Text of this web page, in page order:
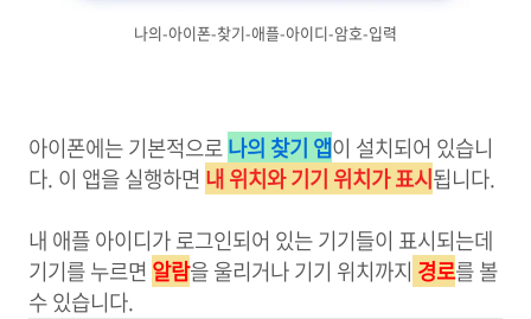
나의-아이폰-찾기-애플-아이디-암호-입력
아이폰에는 기본적으로나의 찾기 앱이 설치되어 있습니
다. 이 앱을 실행하면 내 위치와 기기 위치가 표시됩니다.
내 애플 아이디가 로그인되어 있는 기기들이 표시되는데
기기를 누르면 알람을 울리거나 기기 위치까지 경로를 볼
수 있습니다.